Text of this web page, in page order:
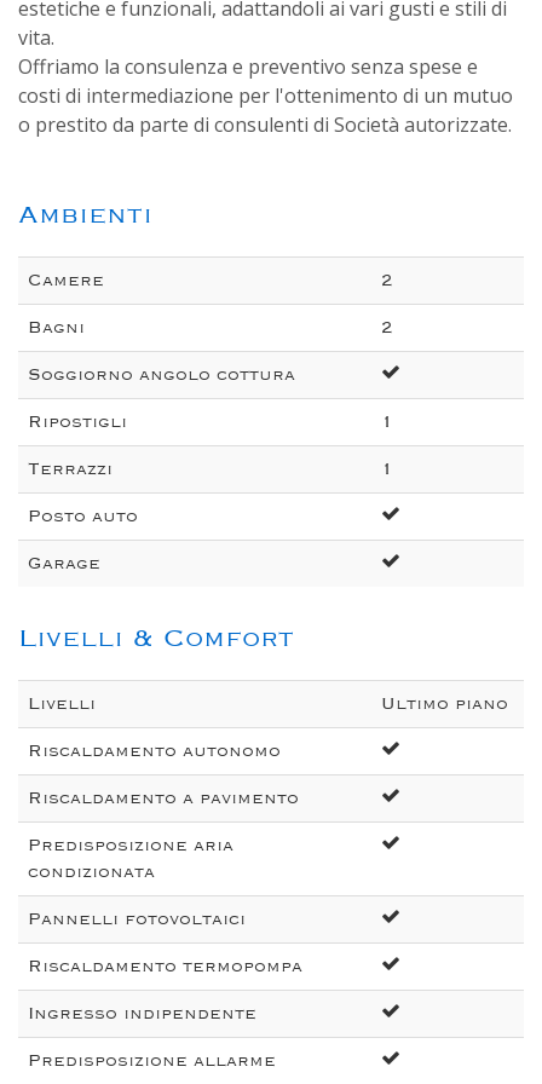
estetiche e funzionali, adattandoli ai vari gusti e stili di
vita.
Offriamo la consulenza e preventivo senza spese e
costi di intermediazione per l'ottenimento di un mutuo
o prestito da parte di consulenti di Società autorizzate.
Ambienti
Camere 2
Bagni 2
Soggiorno angolo cottura
Ripostigli 1
Terrazzi 1
Posto auto
Garage
Livelli & Comfort
Livelli Ultimo piano
Riscaldamento autonomo
Riscaldamento a pavimento
Predisposizione aria
condizionata
Pannelli fotovoltaici
Riscaldamento termopompa
Ingresso indipendente
Predisposizione allarme